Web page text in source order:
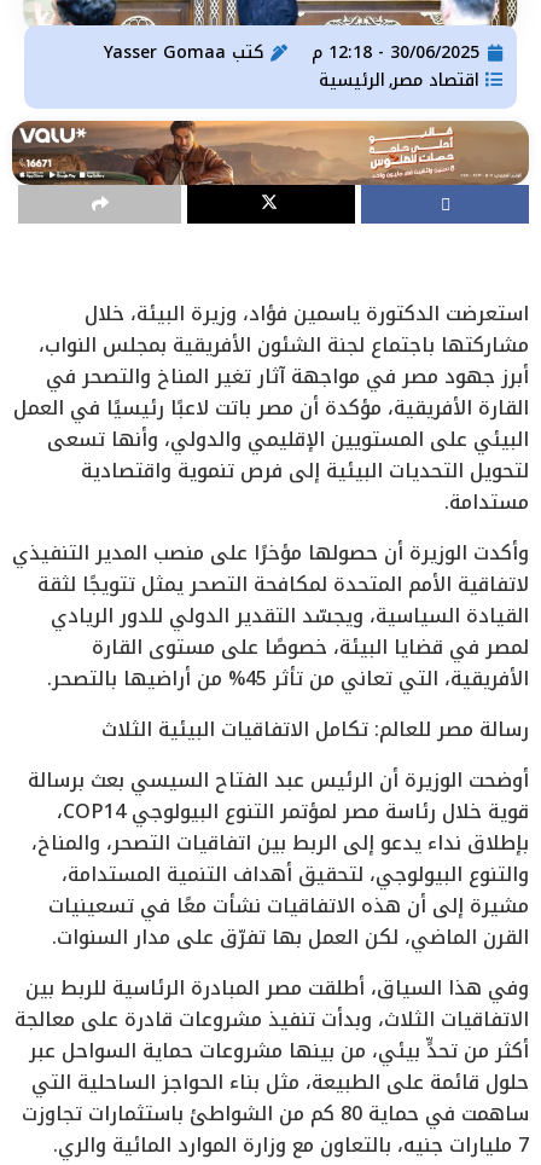
30/06/2025 - 12:18 م كتب
اقتصاد مصر, الرئيسية
استعرضت الدكتورة ياسمين فؤاد، وزيرة البيئة، خلال
مشاركتها باجتماع لجنة الشئون الأفريقية بمجلس النواب،
أبرز جهود مصر في مواجهة آثار تغير المناخ والتصحر في
القارة الأفريقية، مؤكدة أن مصر باتت لاعبًا رئيسيًا في العمل
البيئي على المستويين الإقليمي والدولي، وأنها تسعى
لتحويل التحديات البيئية إلى فرص تنموية واقتصادية
مستدامة.
وأكدت الوزيرة أن حصولها مؤخرًا على منصب المدير التنفيذي
لاتفاقية الأمم المتحدة لمكافحة التصحر يمثل تتويجًا لثقة
القيادة السياسية، ويجسّد التقدير الدولي للدور الريادي
لمصر في قضايا البيئة، خصوصًا على مستوى القارة
الأفريقية، التي تعاني من تأثر 45% من أراضيها بالتصحر.
رسالة مصر للعالم: تكامل الاتفاقيات البيئية الثلاث
أوضحت الوزيرة أن الرئيس عبد الفتاح السيسي بعث برسالة
قوية خلال رئاسة مصر لمؤتمر التنوع البيولوجي COP14،
بإطلاق نداء يدعو إلى الربط بين اتفاقيات التصحر، والمناخ،
والتنوع البيولوجي، لتحقيق أهداف التنمية المستدامة،
مشيرة إلى أن هذه الاتفاقيات نشأت معًا في تسعينيات
القرن الماضي، لكن العمل بها تفرّق على مدار السنوات.
وفي هذا السياق، أطلقت مصر المبادرة الرئاسية للربط بين
الاتفاقيات الثلاث، وبدأت تنفيذ مشروعات قادرة على معالجة
أكثر من تحدٍّ بيئي، من بينها مشروعات حماية السواحل عبر
حلول قائمة على الطبيعة، مثل بناء الحواجز الساحلية التي
ساهمت في حماية 80 كم من الشواطئ باستثمارات تجاوزت
7 مليارات جنيه، بالتعاون مع وزارة الموارد المائية والري.